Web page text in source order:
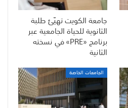
جامعة الكويت تهيّئ طلبة
الثانوية للحياة الجامعية عبر
برنامج «PRE» في نسخته
الثانية
الجامعات الخاصة